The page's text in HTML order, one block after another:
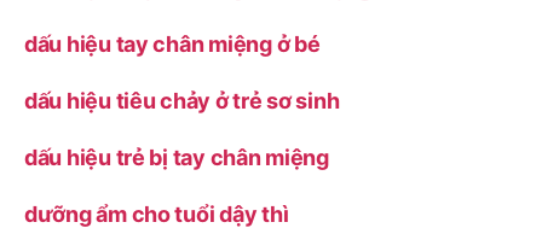
dấu hiệu tay chân miệng ở bé
dấu hiệu tiêu chảy ở trẻ sơ sinh
dấu hiệu trẻ bị tay chân miệng
dưỡng ẩm cho tuổi dậy thì